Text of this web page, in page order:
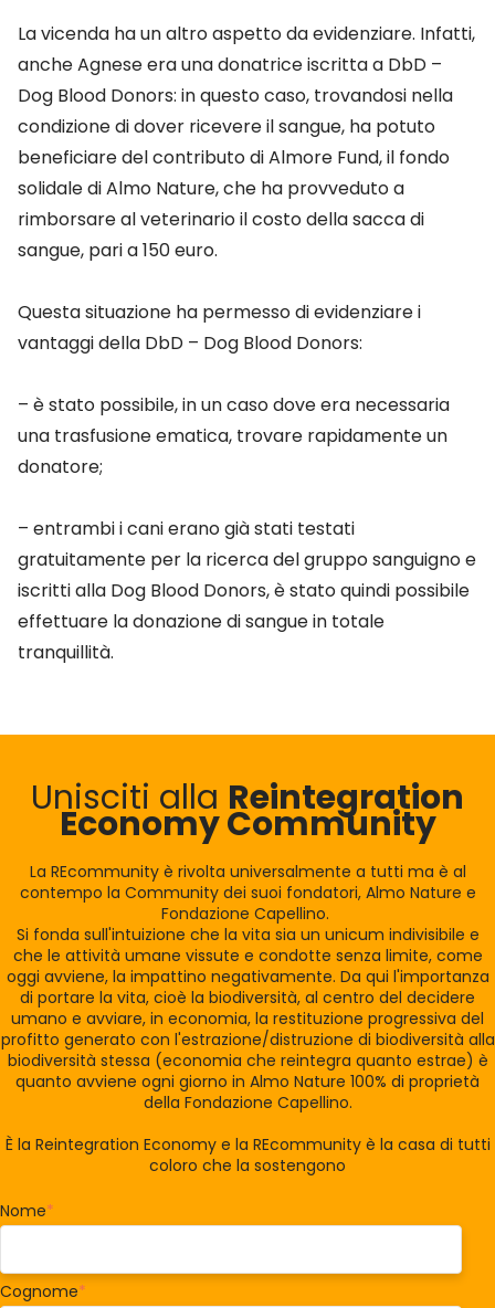
La vicenda ha un altro aspetto da evidenziare. Infatti,
anche Agnese era una donatrice iscritta a DbD –
Dog Blood Donors: in questo caso, trovandosi nella
condizione di dover ricevere il sangue, ha potuto
beneficiare del contributo di Almore Fund, il fondo
solidale di Almo Nature, che ha provveduto a
rimborsare al veterinario il costo della sacca di
sangue, pari a 150 euro.
Questa situazione ha permesso di evidenziare i
vantaggi della DbD – Dog Blood Donors:
– è stato possibile, in un caso dove era necessaria
una trasfusione ematica, trovare rapidamente un
donatore;
– entrambi i cani erano già stati testati
gratuitamente per la ricerca del gruppo sanguigno e
iscritti alla Dog Blood Donors, è stato quindi possibile
effettuare la donazione di sangue in totale
tranquillità.
Unisciti alla Reintegration
Economy Community
La REcommunity è rivolta universalmente a tutti ma è al
contempo la Community dei suoi fondatori, Almo Nature e
Fondazione Capellino.
Si fonda sull'intuizione che la vita sia un unicum indivisibile e
che le attività umane vissute e condotte senza limite, come
oggi avviene, la impattino negativamente. Da qui l'importanza
di portare la vita, cioè la biodiversità, al centro del decidere
umano e avviare, in economia, la restituzione progressiva del
profitto generato con l'estrazione/distruzione di biodiversità alla
biodiversità stessa (economia che reintegra quanto estrae) è
quanto avviene ogni giorno in Almo Nature 100% di proprietà
della Fondazione Capellino.
È la Reintegration Economy e la REcommunity è la casa di tutti
coloro che la sostengono
Nome*
Cognome*